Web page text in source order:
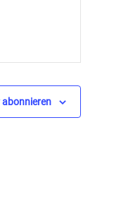
abonnieren